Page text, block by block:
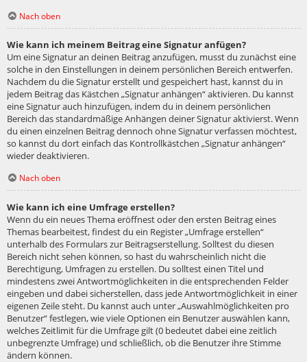
Nach oben
Wie kann ich meinem Beitrag eine Signatur anfügen?
Um eine Signatur an deinen Beitrag anzufügen, musst du zunächst eine
solche in den Einstellungen in deinem persönlichen Bereich entwerfen.
Nachdem du die Signatur erstellt und gespeichert hast, kannst du in
jedem Beitrag das Kästchen „Signatur anhängen“ aktivieren. Du kannst
eine Signatur auch hinzufügen, indem du in deinem persönlichen
Bereich das standardmäßige Anhängen deiner Signatur aktivierst. Wenn
du einen einzelnen Beitrag dennoch ohne Signatur verfassen möchtest,
so kannst du dort einfach das Kontrollkästchen „Signatur anhängen“
wieder deaktivieren.
Nach oben
Wie kann ich eine Umfrage erstellen?
Wenn du ein neues Thema eröffnest oder den ersten Beitrag eines
Themas bearbeitest, findest du ein Register „Umfrage erstellen“
unterhalb des Formulars zur Beitragserstellung. Solltest du diesen
Bereich nicht sehen können, so hast du wahrscheinlich nicht die
Berechtigung, Umfragen zu erstellen. Du solltest einen Titel und
mindestens zwei Antwortmöglichkeiten in die entsprechenden Felder
eingeben und dabei sicherstellen, dass jede Antwortmöglichkeit in einer
eigenen Zeile steht. Du kannst auch unter „Auswahlmöglichkeiten pro
Benutzer“ festlegen, wie viele Optionen ein Benutzer auswählen kann,
welches Zeitlimit für die Umfrage gilt (0 bedeutet dabei eine zeitlich
unbegrenzte Umfrage) und schließlich, ob die Benutzer ihre Stimme
ändern können.